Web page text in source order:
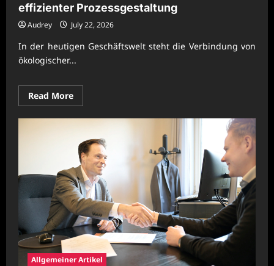
effizienter Prozessgestaltung
Audrey July 22, 2026
In der heutigen Geschäftswelt steht die Verbindung von
ökologischer...
Read MoreRead
more
Nachhaltige
mit
effizienter
Prozessgestaltung
Allgemeiner Artikel